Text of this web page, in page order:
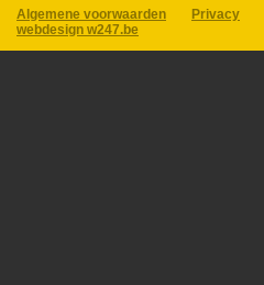
Algemene voorwaarden
Privacy
webdesign w247.be